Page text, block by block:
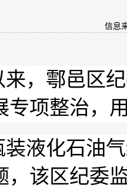
信息
来，鄠邑区
专项整治，
装液化石油
，该区纪委